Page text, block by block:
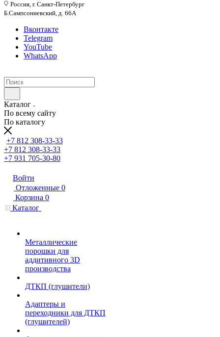
Россия, г. Санкт-Петербург
Б.Сампсониевский, д. 66А
Вконтакте
Telegram
YouTube
WhatsApp
Каталог
По всему сайту
По каталогу
+7 812 308-33-33
+7 812 308-33-33
+7 931 705-30-80
Войти
Отложенные 0
Корзина 0
Каталог
Металлические
порошки для
аддитивного 3D
производства
ДТКП (глушители)
Адаптеры и
переходники для ДТКП
(глушителей)